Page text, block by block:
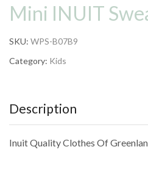
Mini INUIT
SKU: WPS-B07B9
Category: Kids
Description
Inuit Quality Clothes Of